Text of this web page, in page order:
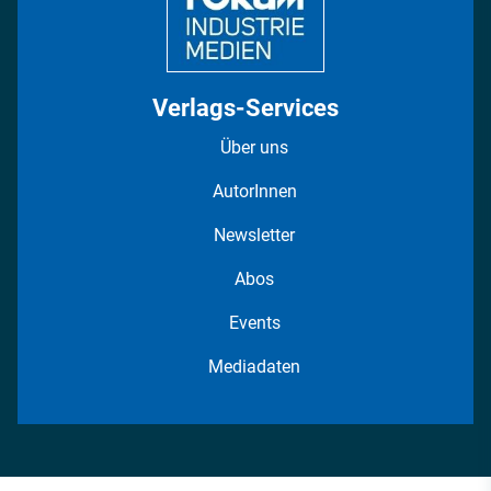
Verlags-Services
Über uns
AutorInnen
Newsletter
Abos
Events
Mediadaten